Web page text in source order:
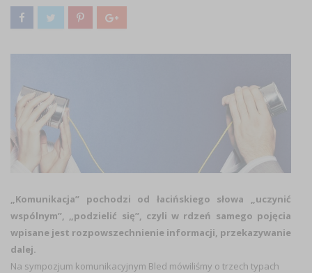
„Komunikacja” pochodzi od łacińskiego słowa „uczynić
wspólnym”, „podzielić się”, czyli w rdzeń samego pojęcia
wpisane jest rozpowszechnienie informacji, przekazywanie
dalej.
Na sympozjum komunikacyjnym Bled mówiliśmy o trzech typach